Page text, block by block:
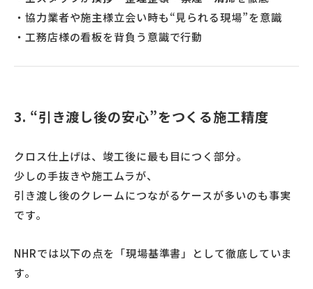
・協力業者や施主様立会い時も“見られる現場”を意識
・工務店様の看板を背負う意識で行動
3. “引き渡し後の安心”をつくる施工精度
クロス仕上げは、竣工後に最も目につく部分。
少しの手抜きや施工ムラが、
引き渡し後のクレームにつながるケースが多いのも事実
です。
NHRでは以下の点を「現場基準書」として徹底していま
す。